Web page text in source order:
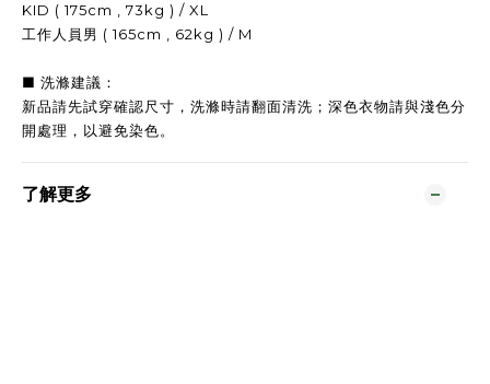
KID ( 175cm , 73kg ) / XL
工作人員男 ( 165cm , 62kg ) / M
■ 洗滌建議：
新品請先試穿確認尺寸，洗滌時請翻面清洗；深色衣物請與淺色分
開處理，以避免染色。
了解更多